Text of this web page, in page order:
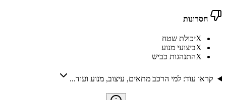
חסרונות
Xיכולת שטח
Xביצועי מנוע
Xהתנהגות כביש
קראו עוד: למי הרכב מתאים, עיצוב, מנוע ועוד...